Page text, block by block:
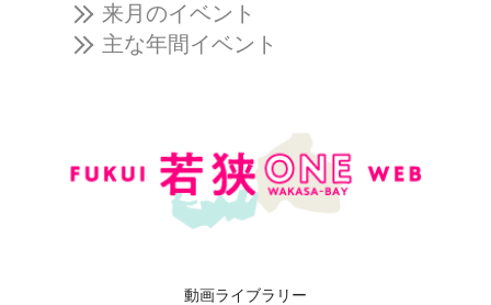
来月のイベント
主な年間イベント
動画ライブラリー